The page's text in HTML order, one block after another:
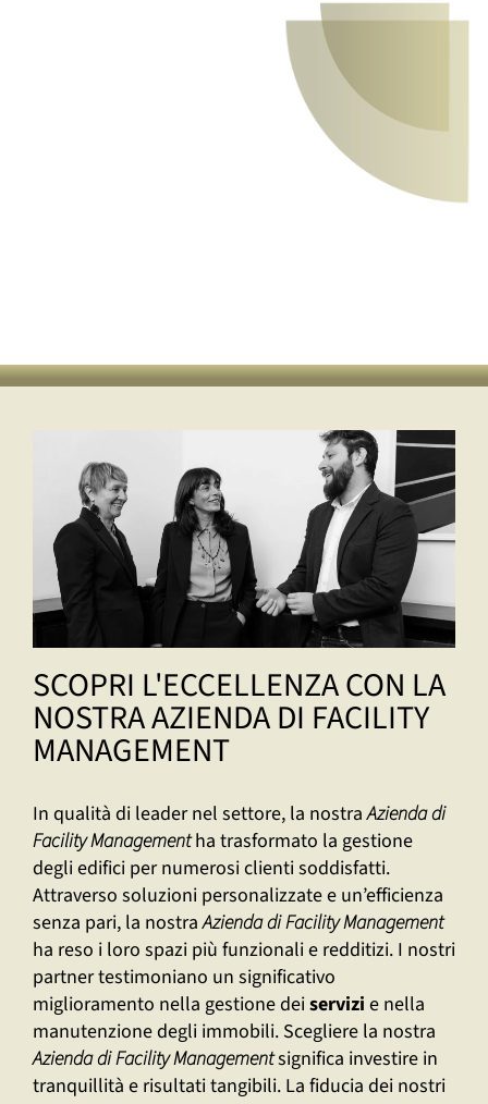
SCOPRI L'ECCELLENZA CON LA
NOSTRA AZIENDA DI FACILITY
MANAGEMENT
In qualità di leader nel settore, la nostraAzienda di
Facility Managementha trasformato la gestione
degli edifici per numerosi clienti soddisfatti.
Attraverso soluzioni personalizzate e un’efficienza
senza pari, la nostraAzienda di Facility Management
ha reso i loro spazi più funzionali e redditizi. I nostri
partner testimoniano un significativo
miglioramento nella gestione deiservizi e nella
manutenzione degli immobili. Scegliere la nostra
Azienda di Facility Managementsignifica investire in
tranquillità e risultati tangibili. La fiducia dei nostri